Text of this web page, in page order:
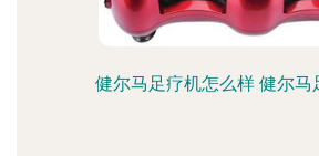
健尔马足疗机怎么样 健尔马